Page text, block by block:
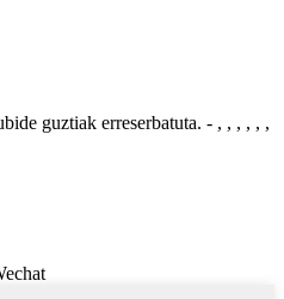
guztiak erreserbatuta. - , , , , , ,